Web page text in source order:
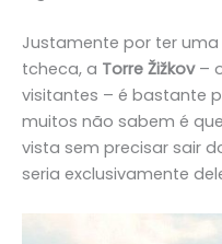
Justamente por ter uma
tcheca, a Torre Žižkov–
visitantes – é bastante
muitos não sabem é
vista sem precisar sair
seria exclusivamente